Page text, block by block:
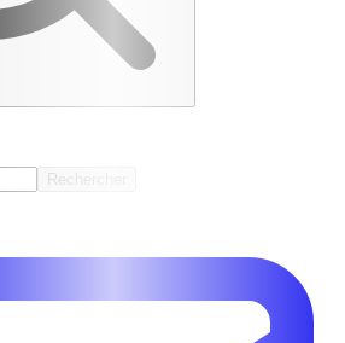
Rechercher